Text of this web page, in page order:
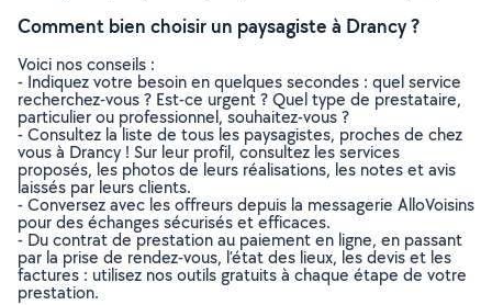
Comment bien choisir un paysagiste à Drancy ?
Voici nos conseils :
- Indiquez votre besoin en quelques secondes : quel service
recherchez-vous ? Est-ce urgent ? Quel type de prestataire,
particulier ou professionnel, souhaitez-vous ?
- Consultez la liste de tous les paysagistes, proches de chez
vous à Drancy ! Sur leur profil, consultez les services
proposés, les photos de leurs réalisations, les notes et avis
laissés par leurs clients.
- Conversez avec les offreurs depuis la messagerie AlloVoisins
pour des échanges sécurisés et efficaces.
- Du contrat de prestation au paiement en ligne, en passant
par la prise de rendez-vous, l’état des lieux, les devis et les
factures : utilisez nos outils gratuits à chaque étape de votre
prestation.